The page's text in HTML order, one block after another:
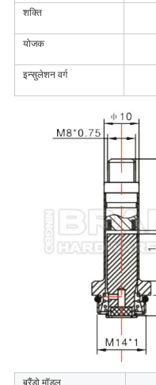
शक्ति
योजक
इन्सुलेशन वर्ग
ब्रैंडो मॉडल